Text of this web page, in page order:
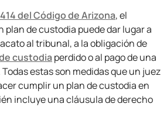
del Código de Arizona, el
de custodia puede dar lugar a
al tribunal, a la obligación de
custodiaperdido o al pago de una
estas son medidas que un juez
cumplir un plan de custodia en
incluye una cláusula de derecho